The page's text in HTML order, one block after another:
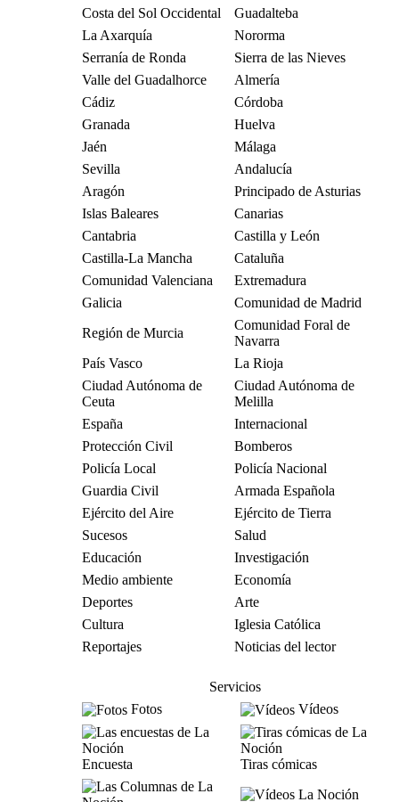
Costa del Sol Occidental
Guadalteba
La Axarquía
Nororma
Serranía de Ronda
Sierra de las Nieves
Valle del Guadalhorce
Almería
Cádiz
Córdoba
Granada
Huelva
Jaén
Málaga
Sevilla
Andalucía
Aragón
Principado de Asturias
Islas Baleares
Canarias
Cantabria
Castilla y León
Castilla-La Mancha
Cataluña
Comunidad Valenciana
Extremadura
Galicia
Comunidad de Madrid
Región de Murcia
Comunidad Foral de
Navarra
País Vasco
La Rioja
Ciudad Autónoma de
Ceuta
Ciudad Autónoma de
Melilla
España
Internacional
Protección Civil
Bomberos
Policía Local
Policía Nacional
Guardia Civil
Armada Española
Ejército del Aire
Ejército de Tierra
Sucesos
Salud
Educación
Investigación
Medio ambiente
Economía
Deportes
Arte
Cultura
Iglesia Católica
Reportajes
Noticias del lector
Servicios
Fotos
Vídeos
Encuesta Tiras cómicas